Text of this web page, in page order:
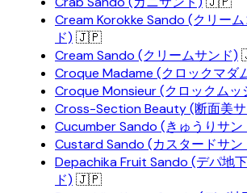
Cream Korokke Sando (クリー
ド) 🇯🇵
Cream Sando (クリームサンド)
Croque Madame (クロックマダ
Croque Monsieur (クロックムッ
Cross-Section Beauty (断面美
Cucumber Sando (きゅうりサン
Custard Sando (カスタードサン
Depachika Fruit Sando (デパ地
ド) 🇯🇵